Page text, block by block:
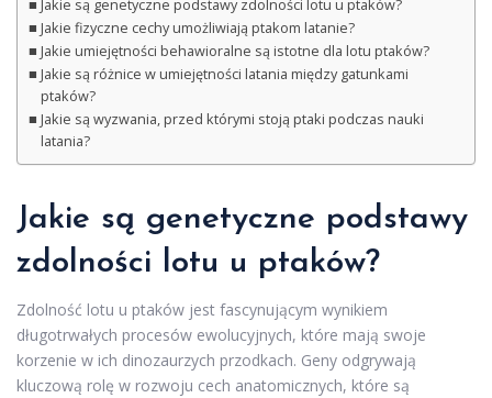
Jakie są genetyczne podstawy zdolności lotu u ptaków?
Jakie fizyczne cechy umożliwiają ptakom latanie?
Jakie umiejętności behawioralne są istotne dla lotu ptaków?
Jakie są różnice w umiejętności latania między gatunkami
ptaków?
Jakie są wyzwania, przed którymi stoją ptaki podczas nauki
latania?
Jakie są genetyczne podstawy
zdolności lotu u ptaków?
Zdolność lotu u ptaków jest fascynującym wynikiem
długotrwałych procesów ewolucyjnych, które mają swoje
korzenie w ich dinozaurzych przodkach. Geny odgrywają
kluczową rolę w rozwoju cech anatomicznych, które są